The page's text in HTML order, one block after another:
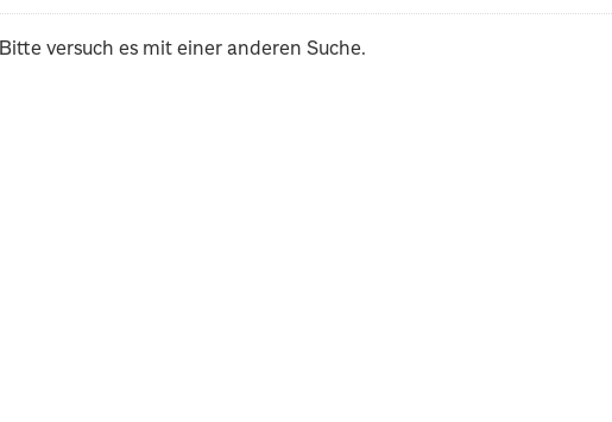
Bitte versuch es mit einer anderen Suche.